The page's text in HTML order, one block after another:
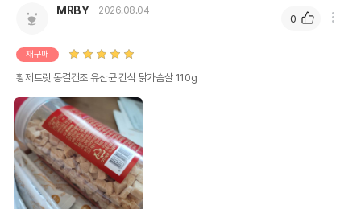
MRBY 2026.08.04
재구매
황제트릿 동결건조 유산균 간식 닭가슴살 110g
0